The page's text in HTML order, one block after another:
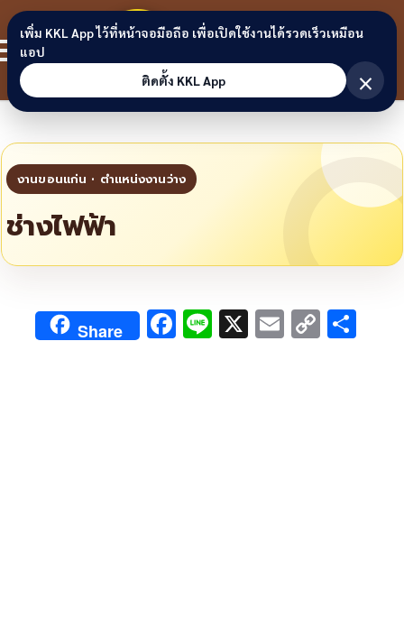
Skip to content
ขอนแก่น
ลิงก์
ช่างไฟฟ้า
Share F Li X E C
เพิ่ม KKL App ไว้ที่หน้าจอมือถือ เพื่อเปิดใช้งานได้รวดเร็วเหมือน
แอป
ติดตั้ง KKL App
×